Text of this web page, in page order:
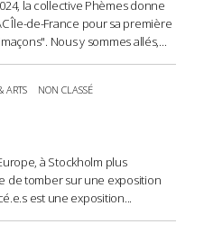
la collective Phèmes donne
Île-de-France pour sa première
Nous y sommes allés,...
ARTS NON CLASSÉ
à Stockholm plus
de tomber sur une exposition
est une exposition...